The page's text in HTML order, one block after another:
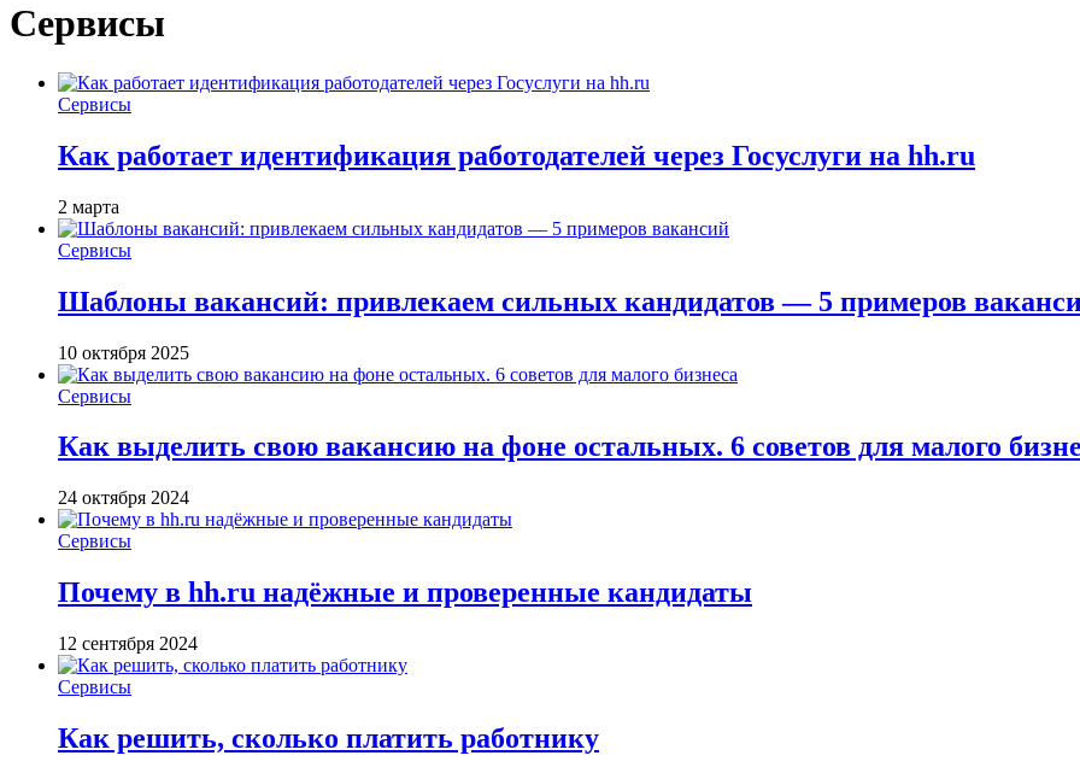
Сервисы
Сервисы
Как работает идентификация работодателей через Госуслуги на hh.ru
2 марта
Сервисы
Шаблоны вакансий: привлекаем сильных кандидатов — 5 примеров
10 октября 2025
Сервисы
Как выделить свою вакансию на фоне остальных. 6 советов для малого
24 октября 2024
Сервисы
Почему в hh.ru надёжные и проверенные кандидаты
12 сентября 2024
Сервисы
Как решить, сколько платить работнику